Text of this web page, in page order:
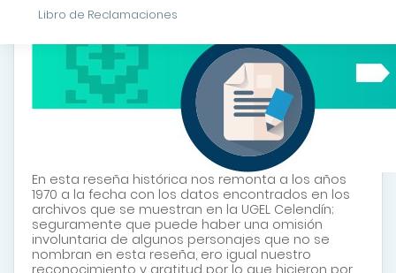
Libro de Reclamaciones
En esta reseña histórica nos remonta a los años
1970 a la fecha con los datos encontrados en los
archivos que se muestran en la UGEL Celendín;
seguramente que puede haber una omisión
involuntaria de algunos personajes que no se
nombran en esta reseña, ero igual nuestro
reconocimiento y gratitud por lo que hicieron por